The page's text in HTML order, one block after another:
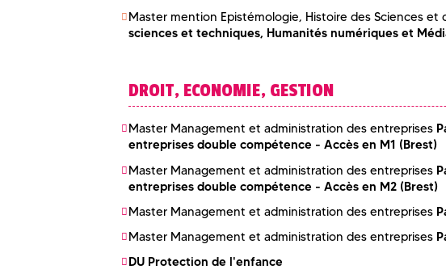
Master mention Epistémologie, Histoire des Sciences et
sciences et techniques, Humanités numériques et
DROIT, ECONOMIE, GESTION
Master Management et administration des entreprises
entreprises double compétence - Accès en M1 (Brest)
Master Management et administration des entreprises
entreprises double compétence - Accès en M2 (Brest)
Master Management et administration des entreprises
Master Management et administration des entreprises
DU Protection de l'enfance